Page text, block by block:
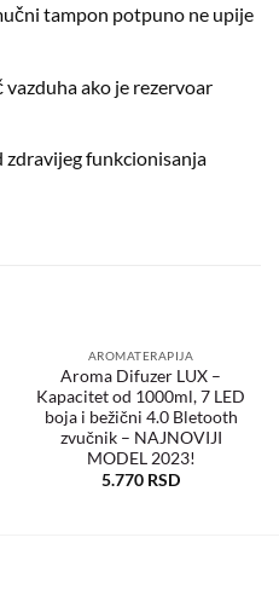
tampon potpuno ne upije
ako je rezervoar
zdravijeg funkcionisanja
Dodaj
u
željene
AROMATERAPIJA
Aroma Difuzer LUX –
Kapacitet od 1000ml, 7 LED
boja i bežični 4.0 Bletooth
zvučnik – NAJNOVIJI
MODEL 2023!
5.770 RSD